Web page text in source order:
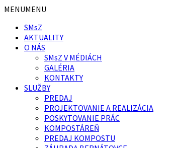
Preskočiť
obsah
Preskočiť
pätičku
MENUMENU
SMsZ
AKTUALITY
O NÁS
SMsZ V MÉDIÁCH
GALÉRIA
KONTAKTY
SLUŽBY
PREDAJ
PROJEKTOVANIE A REALIZÁCIA
POSKYTOVANIE PRÁC
KOMPOSTÁREŇ
PREDAJ KOMPOSTU